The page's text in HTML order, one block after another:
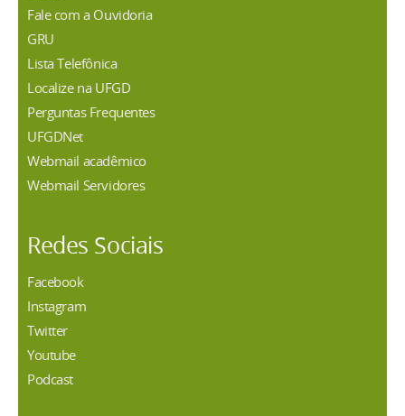
Fale com a Ouvidoria
GRU
Lista Telefônica
Localize na UFGD
Perguntas Frequentes
UFGDNet
Webmail acadêmico
Webmail Servidores
Redes Sociais
Facebook
Instagram
Twitter
Youtube
Podcast